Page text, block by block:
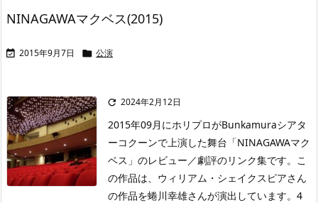
NINAGAWAマクベス(2015)
 2015年9月7日  公演
 2024年2月12日
2015年09月にホリプロがBunkamuraシアタ
ーコクーンで上演した舞台「NINAGAWAマク
ベス」のレビュー／劇評のリンク集です。こ
の作品は、ウィリアム・シェイクスピアさん
の作品を蜷川幸雄さんが演出しています。4